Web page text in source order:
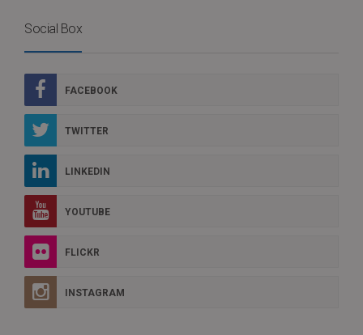
Social Box
FACEBOOK
TWITTER
LINKEDIN
YOUTUBE
FLICKR
INSTAGRAM